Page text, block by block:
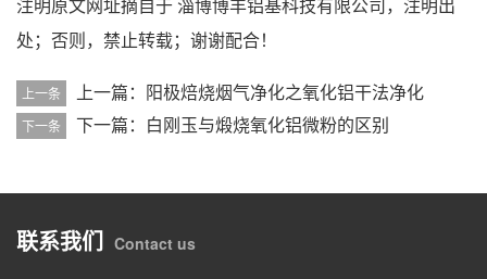
注明原文网址摘自于 淄博博丰铝基科技有限公司，注明出
处；否则，禁止转载；谢谢配合！
上一条 上一篇：阳极焙烧烟气净化之氧化铝干法净化
下一条 下一篇：白刚玉与煅烧氧化铝微粉的区别
联系我们 Contact us